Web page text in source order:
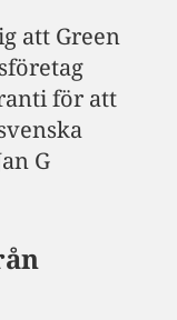
att Green
för att
G